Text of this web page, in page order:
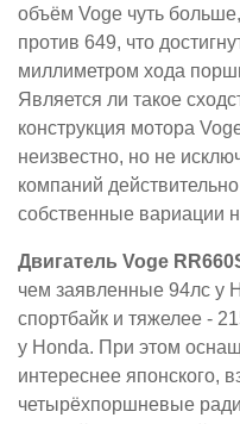
объём Voge чуть
против 649, что
миллиметром хода
Является ли такое
конструкция мотора
неизвестно, но не
компаний
собственные вариации
Двигатель Voge
чем заявленные 94лс у
спортбайк и тяжелее -
у Honda. При этом
интереснее японского,
четырёхпоршневые